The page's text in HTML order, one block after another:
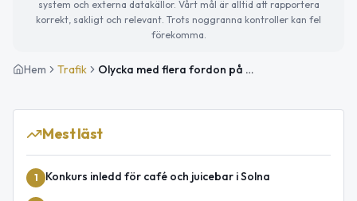
system och externa datakällor. Vårt mål är alltid att rapportera
korrekt, sakligt och relevant. Trots noggranna kontroller kan fel
förekomma.
Hem Trafik Olycka med flera fordon på E4 vid Trafikplats Järva Krog påverkar trafiken mot Stockholm
Mest läst
1 Konkurs inledd för café och juicebar i Solna